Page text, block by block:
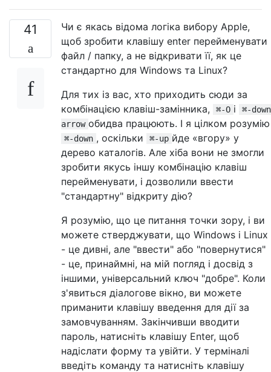
41
Чи є якась відома логіка вибору Apple,
щоб зробити клавішу enter перейменувати
файл / папку, а не відкривати її, як це
стандартно для Windows та Linux?
Для тих із вас, хто приходить сюди за
комбінацією клавіш-замінника,
⌘-O і
⌘-down
arrow обидва працюють. І я цілком розумію
⌘-down , оскільки ⌘-up йде «вгору» у
дерево каталогів. Але хіба вони не змогли
зробити якусь іншу комбінацію клавіш
перейменувати, і дозволили ввести
"стандартну" відкриту дію?
Я розумію, що це питання точки зору, і ви
можете стверджувати, що Windows і Linux
- це дивні, але "ввести" або "повернутися"
- це, принаймні, на мій погляд і досвід з
іншими, універсальний ключ "добре". Коли
з'явиться діалогове вікно, ви можете
приманити клавішу введення для дії за
замовчуванням. Закінчивши вводити
пароль, натисніть клавішу Enter, щоб
надіслати форму та увійти. У терміналі
введіть команду та натисніть клавішу